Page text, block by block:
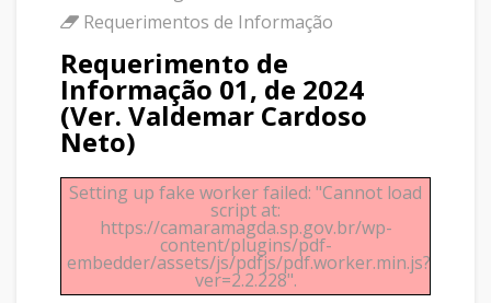
Requerimentos de Informação
Requerimento de
Informação 01, de 2024
(Ver. Valdemar Cardoso
Neto)
Setting up fake worker failed: "Cannot load
script at:
https://camaramagda.sp.gov.br/wp-
content/plugins/pdf-
embedder/assets/js/pdfjs/pdf.worker.min.js?
ver=2.2.228".